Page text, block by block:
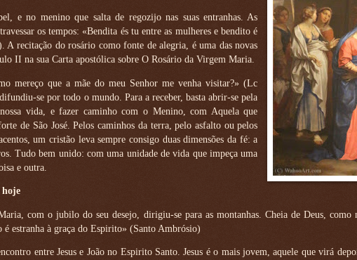
e no menino que salta de regozijo nas suas entranhas. As
os tempos: «Bendita és tu entre as mulheres e bendito é
recitação do rosário como fonte de alegria, é uma das novas
II na sua Carta apostólica sobre O Rosário da Virgem Maria.
mereço que a mãe do meu Senhor me venha visitar?» (Lc
se por todo o mundo. Para a receber, basta abrir-se pela
vida, e fazer caminho com o Menino, com Aquela que
de São José. Pelos caminhos da terra, pelo asfalto ou pelos
um cristão leva sempre consigo duas dimensões da fé: a
Tudo bem unido: com uma unidade de vida que impeça uma
e outra.
hoje
com o jubilo do seu desejo, dirigiu-se para as montanhas. Cheia de Deus,
é estranha à graça do Espirito» (Santo Ambrósio)
entre Jesus e João no Espirito Santo. Jesus é o mais jovem, aquele que virá